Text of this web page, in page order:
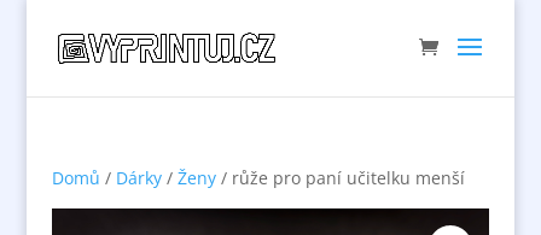
Domů / Dárky/ Ženy/ růže pro paní učitelku menší